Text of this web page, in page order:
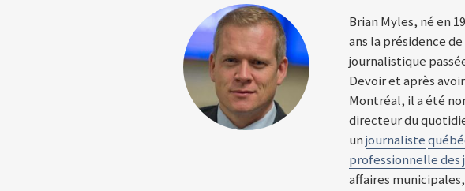
Brian Myles, né en
ans la présidence
journalistique
Devoir et après
Montréal, il a été
directeur du
unjournaliste
professionnelle des
affaires